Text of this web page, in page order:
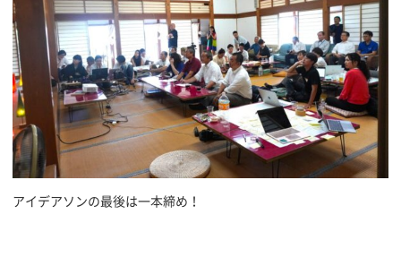
アイデアソンの最後は一本締め！